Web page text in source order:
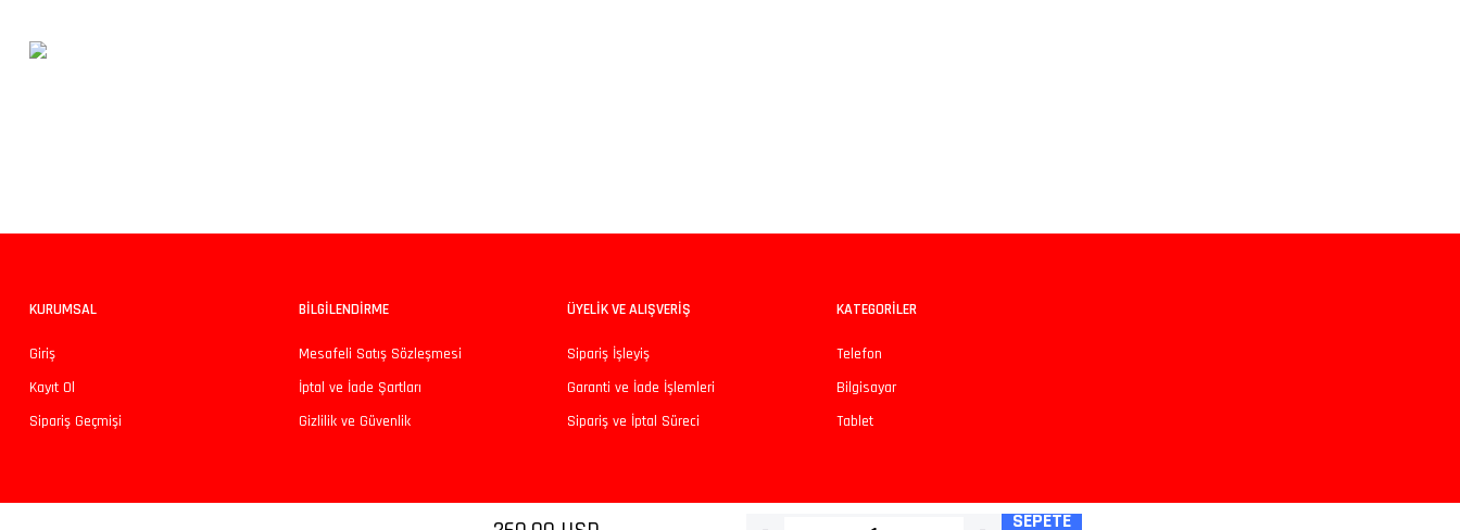
Ürün resmi kalitesiz, bozuk veya görüntülenemiyor.
Ürün bilgilerinde hatalar bulunuyor.
SEPETE
KURUMSAL
Giriş
Kayıt Ol
Sipariş Geçmişi
BİLGİLENDİRME
Mesafeli Satış Sözleşmesi
İptal ve İade Şartları
Gizlilik ve Güvenlik
ÜYELİK VE ALIŞVERİŞ
Sipariş İşleyiş
Garanti ve İade İşlemleri
Sipariş ve İptal Süreci
KATEGORİLER
Telefon
Bilgisayar
Tablet